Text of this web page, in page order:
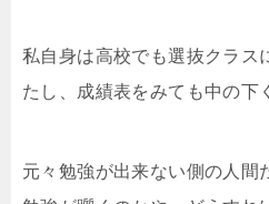
私自身は高校でも選抜クラス
たし、成績表をみても中の下
元々勉強が出来ない側の人間